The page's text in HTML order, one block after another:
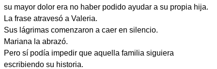
su mayor dolor era no haber podido ayudar a su propia hija.
La frase atravesó a Valeria.
Sus lágrimas comenzaron a caer en silencio.
Mariana la abrazó.
Pero sí podía impedir que aquella familia siguiera
escribiendo su historia.